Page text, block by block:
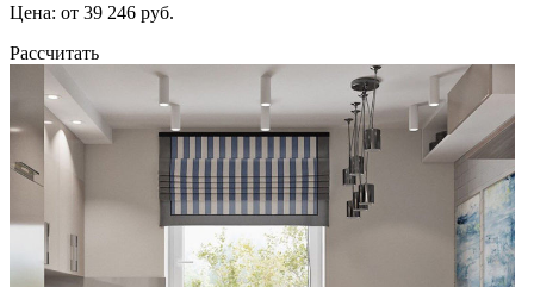
Цена: от 39 246 руб.
Рассчитать